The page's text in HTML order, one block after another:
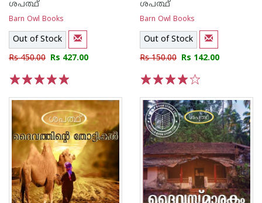
ശപത്ഥ്
Barn Owl Books
Out of Stock
Rs 450.00 Rs 427.00
ശപത്ഥ്
Barn Owl Books
Out of Stock
Rs 150.00 Rs 142.00